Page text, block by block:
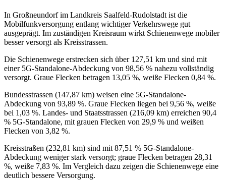
In Großneundorf im Landkreis Saalfeld-Rudolstadt ist die
Mobilfunkversorgung entlang wichtiger Verkehrswege gut
ausgeprägt. Im zuständigen Kreisraum wirkt Schienenwege mobiler
besser versorgt als Kreisstrassen.
Die Schienenwege erstrecken sich über 127,51 km und sind mit
einer 5G-Standalone-Abdeckung von 98,56 % nahezu vollständig
versorgt. Graue Flecken betragen 13,05 %, weiße Flecken 0,84 %.
Bundesstrassen (147,87 km) weisen eine 5G-Standalone-
Abdeckung von 93,89 %. Graue Flecken liegen bei 9,56 %, weiße
bei 1,03 %. Landes‑ und Staatsstrassen (216,09 km) erreichen 90,4
% 5G-Standalone, mit grauen Flecken von 29,9 % und weißen
Flecken von 3,82 %.
Kreisstraßen (232,81 km) sind mit 87,51 % 5G-Standalone-
Abdeckung weniger stark versorgt; graue Flecken betragen 28,31
%, weiße 7,83 %. Im Vergleich dazu zeigen die Schienenwege eine
deutlich bessere Versorgung.